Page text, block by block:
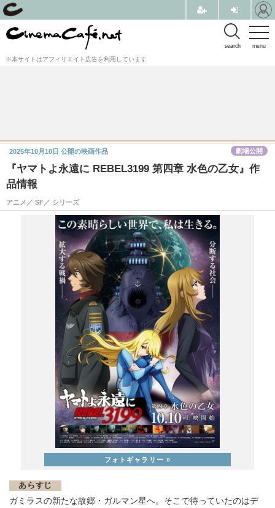
menu
search
※本サイトはアフィリエイト広告を利用しています
『ヤマトよ永遠に REBEL3199 第四章 水色の乙女』作
品情報
アニメ／ SF／ シリーズ
2025年10月10日 公開の映画作品 劇場公開
あらすじ
ガミラスの新たな故郷・ガルマン星へ。そこで待っていたのはデ